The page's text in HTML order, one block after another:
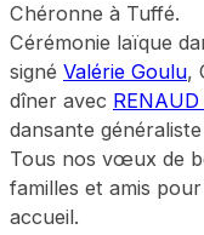
Chéronne à Tuffé.
Cérémonie laïque
signé Valérie Goulu,
dîner avec
dansante généraliste
Tous nos vœux de
familles et amis
accueil.